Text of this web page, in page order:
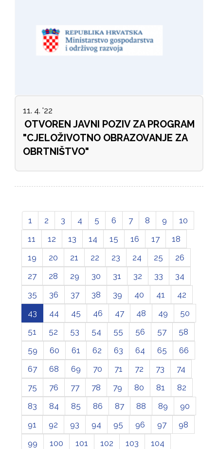
11. 4. '22
OTVOREN JAVNI POZIV ZA PROGRAM
"CJELOŽIVOTNO OBRAZOVANJE ZA
OBRTNIŠTVO"
1 2 3 4 5 6 7 8 9
10
11
12 13 14 15 16 17
18
19
20 21 22 23 24 25
26
27
28 29 30 31 32 33
34
35
36 37 38 39 40 41
42
43
44 45 46 47 48 49
50
51
52 53 54 55 56 57
58
59
60 61 62 63 64 65
66
67
68 69 70 71 72 73
74
75
76 77 78 79 80 81
82
83
84 85 86 87 88 89
90
91
92 93 94 95 96 97
98
99
100 101 102 103 104